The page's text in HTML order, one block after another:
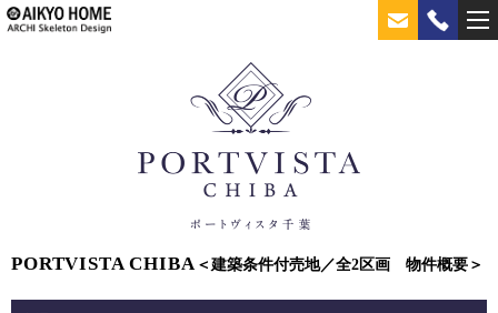
PORTVISTA CHIBA ＜建築条件付売地／全2区画 物件概要＞